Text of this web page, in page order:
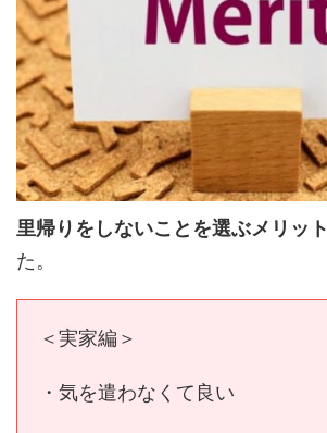
里帰りをしないことを選ぶメリット
た。
＜実家編＞
・気を遣わなくて良い